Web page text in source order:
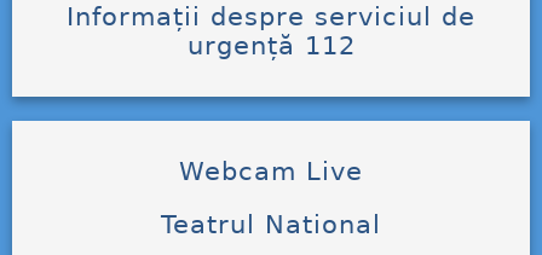
Informații despre serviciul de
urgență 112
Webcam Live
Teatrul National